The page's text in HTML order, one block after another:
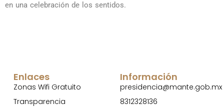
en una celebración de los sentidos.
Enlaces
Zonas Wifi Gratuito
Transparencia
Información
presidencia@mante.gob.mx
8312328136